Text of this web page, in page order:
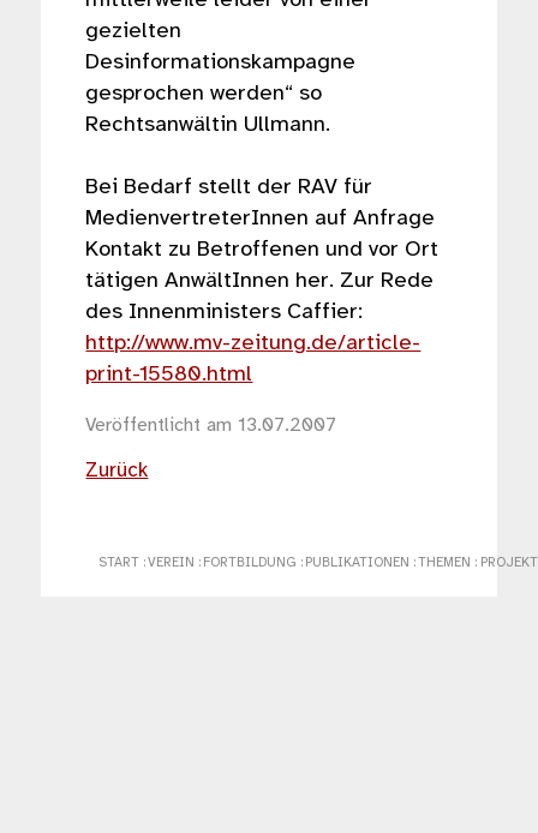
gezielten
Desinformationskampagne
gesprochen werden“ so
Rechtsanwältin Ullmann.
Bei Bedarf stellt der RAV für
MedienvertreterInnen auf Anfrage
Kontakt zu Betroffenen und vor Ort
tätigen AnwältInnen her. Zur Rede
des Innenministers Caffier:
http://www.mv-zeitung.de/article-
print-15580.html
Veröffentlicht am 13.07.2007
Zurück
START : VEREIN : FORTBILDUNG : PUBLIKATIONEN : THEMEN :